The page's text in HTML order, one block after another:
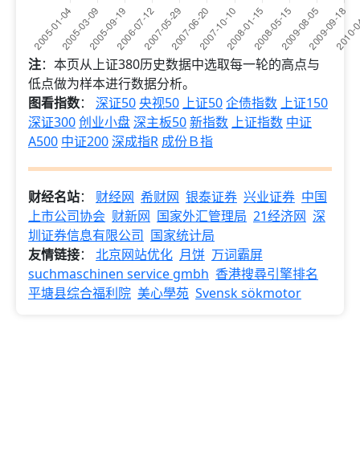
注：本页从上证380历史数据中选取每一轮的高点与
低点做为样本进行数据分析。
图看指数： 深证50央视50 上证50企债指数 上证150
深证300创业小盘深主板50新指数 上证指数 中证
A500 中证200深成指R 成份Ｂ指
财经名站： 财经网 希财网 银泰证券 兴业证券 中国
上市公司协会 财新网 国家外汇管理局 21经济网 深
圳证券信息有限公司 国家统计局
友情链接： 北京网站优化 月饼 万词霸屏
suchmaschinen service gmbh 香港搜尋引擎排名
平塘县综合福利院 美心學苑 Svensk sökmotor